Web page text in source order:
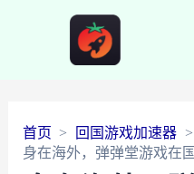
首页
回国游戏加速器
身在海外，弹弹堂游戏在